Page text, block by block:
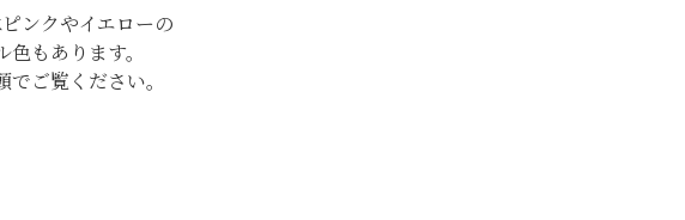
ンクやイエローの
色もあります。
でご覧ください。